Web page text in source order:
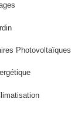
Photovoltaïques